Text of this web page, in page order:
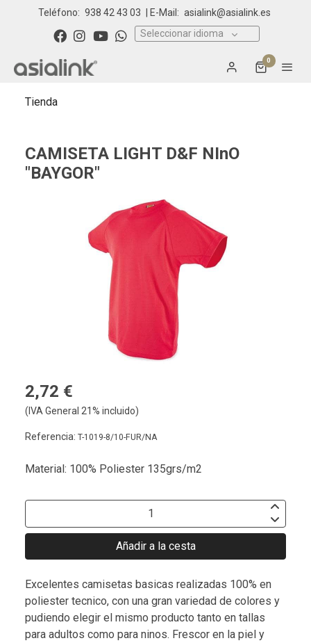
Teléfono: 938 42 43 03 | E-Mail: asialink@asialink.es
Seleccionar idioma
0
Tienda
CAMISETA LIGHT D&F NInO
"BAYGOR"
2,72 €
(IVA General 21% incluido)
Referencia: T-1019-8/10-FUR/NA
Material: 100% Poliester 135grs/m2
Añadir a la cesta
Excelentes camisetas basicas realizadas 100% en
poliester tecnico, con una gran variedad de colores y
pudiendo elegir el mismo producto tanto en tallas
para adultos como para ninos. Frescor en la piel y